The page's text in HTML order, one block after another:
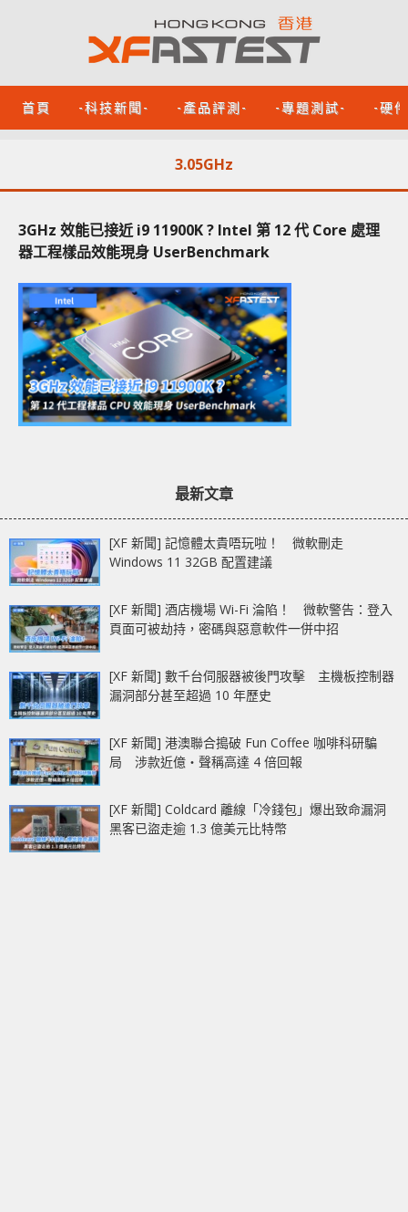
首頁 -科技新聞- -產品評測- -專題測試- -硬
3.05GHz
3GHz 效能已接近 i9 11900K ? Intel 第 12 代 Core 處理
器工程樣品效能現身 UserBenchmark
最新文章
[XF 新聞] 記憶體太貴唔玩啦！ 微軟刪走
Windows 11 32GB 配置建議
[XF 新聞] 酒店機場 Wi-Fi 淪陷！ 微軟警告：登入
頁面可被劫持，密碼與惡意軟件一併中招
[XF 新聞] 數千台伺服器被後門攻擊 主機板控制器
漏洞部分甚至超過 10 年歷史
[XF 新聞] 港澳聯合搗破 Fun Coffee 咖啡科研騙
局 涉款近億‧聲稱高達 4 倍回報
[XF 新聞] Coldcard 離線「冷錢包」爆出致命漏洞
黑客已盜走逾 1.3 億美元比特幣